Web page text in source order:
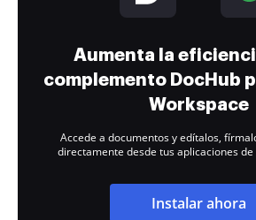
Aumenta la
complemento DocHub
Workspace
Accede a documentos y edítalos,
directamente desde tus aplicaciones
Instalar ahora